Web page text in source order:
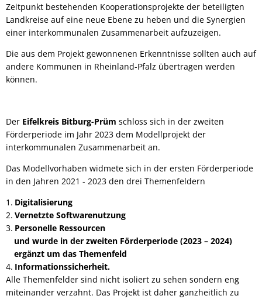
Zeitpunkt bestehenden Kooperationsprojekte der beteiligten
Landkreise auf eine neue Ebene zu heben und die Synergien
einer interkommunalen Zusammenarbeit aufzuzeigen.
Die aus dem Projekt gewonnenen Erkenntnisse sollten auch auf
andere Kommunen in Rheinland-Pfalz übertragen werden
können.
Der Eifelkreis Bitburg-Prüm schloss sich in der zweiten
Förderperiode im Jahr 2023 dem Modellprojekt der
interkommunalen Zusammenarbeit an.
Das Modellvorhaben widmete sich in der ersten Förderperiode
in den Jahren 2021 - 2023 den drei Themenfeldern
Digitalisierung
Vernetzte Softwarenutzung
Personelle Ressourcen
und wurde in der zweiten Förderperiode (2023 – 2024)
ergänzt um das Themenfeld
Informationssicherheit.
Alle Themenfelder sind nicht isoliert zu sehen sondern eng
miteinander verzahnt. Das Projekt ist daher ganzheitlich zu